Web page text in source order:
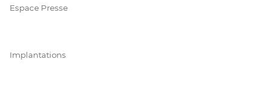
Espace Presse
Implantations